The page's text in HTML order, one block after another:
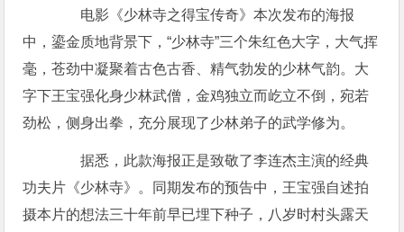
电影《少林寺之得宝传奇》本次发布的海报
中，鎏金质地背景下，“少林寺”三个朱红色大字，大气挥
毫，苍劲中凝聚着古色古香、精气勃发的少林气韵。大
字下王宝强化身少林武僧，金鸡独立而屹立不倒，宛若
劲松，侧身出拳，充分展现了少林弟子的武学修为。
据悉，此款海报正是致敬了李连杰主演的经典
功夫片《少林寺》。同期发布的预告中，王宝强自述拍
摄本片的想法三十年前早已埋下种子，八岁时村头露天